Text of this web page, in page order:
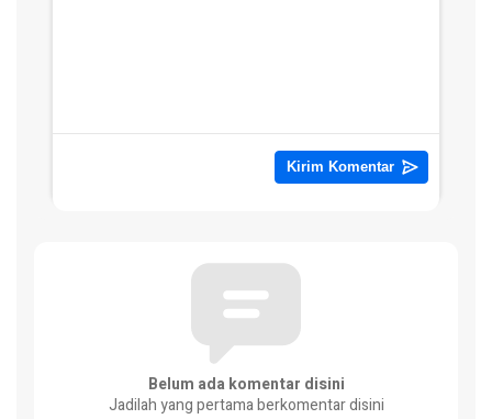
Belum ada komentar disini
Jadilah yang pertama berkomentar disini